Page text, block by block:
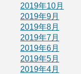
2019年10月
2019年9月
2019年8月
2019年7月
2019年6月
2019年5月
2019年4月